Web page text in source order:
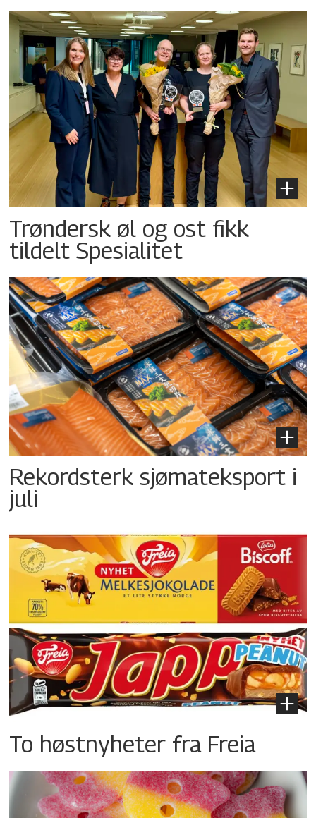
Trøndersk øl og ost fikk
tildelt Spesialitet
Rekordsterk sjømateksport i
juli
To høstnyheter fra Freia